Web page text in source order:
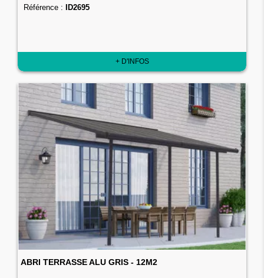
Référence : ID2695
+ D'INFOS
ABRI TERRASSE ALU GRIS - 12M2